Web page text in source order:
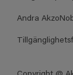
Andra